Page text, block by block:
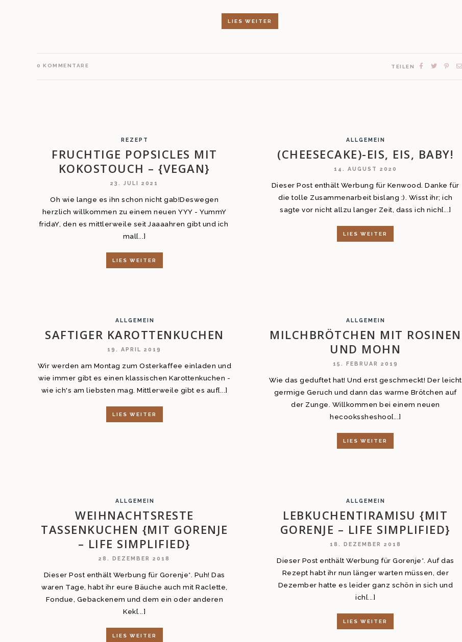
LIES WEITER
0 KOMMENTARE TEILEN
REZEPT
FRUCHTIGE POPSICLES MIT
KOKOSTOUCH – {VEGAN}
23. JULI 2021
Oh wie lange es ihn schon nicht gab!Deswegen
herzlich willkommen zu einem neuen YYY - YummY
fridaY, den es mittlerweile seit Jaaaahren gibt und ich
mal[...]
LIES WEITER
ALLGEMEIN
(CHEESECAKE)-EIS, EIS, BABY!
14. AUGUST 2020
Dieser Post enthält Werbung für Kenwood. Danke für
die tolle Zusammenarbeit bislang :). Wisst ihr; ich
sagte vor nicht allzu langer Zeit, dass ich nich[...]
LIES WEITER
ALLGEMEIN
SAFTIGER KAROTTENKUCHEN
19. APRIL 2019
Wir werden am Montag zum Osterkaffee einladen und
wie immer gibt es einen klassischen Karottenkuchen -
wie ich's am liebsten mag. Mittlerweile gibt es auf[...]
LIES WEITER
ALLGEMEIN
MILCHBRÖTCHEN MIT ROSINEN
UND MOHN
15. FEBRUAR 2019
Wie das geduftet hat! Und erst geschmeckt! Der leicht
germige Geruch und dann das warme Brötchen auf
der Zunge. Willkommen bei einem neuen
hecookssheshoo[...]
LIES WEITER
ALLGEMEIN
WEIHNACHTSRESTE
TASSENKUCHEN {MIT GORENJE
– LIFE SIMPLIFIED}
28. DEZEMBER 2018
Dieser Post enthält Werbung für Gorenje*. Puh! Das
waren Tage, habt ihr eure Bäuche auch mit Raclette,
Fondue, Gebackenem und dem ein oder anderen
Kek[...]
LIES WEITER
ALLGEMEIN
LEBKUCHENTIRAMISU {MIT
GORENJE – LIFE SIMPLIFIED}
18. DEZEMBER 2018
Dieser Post enthält Werbung für Gorenje*. Auf das
Rezept habt ihr nun länger warten müssen, der
Dezember hatte es leider ganz schön in sich und
ich[...]
LIES WEITER